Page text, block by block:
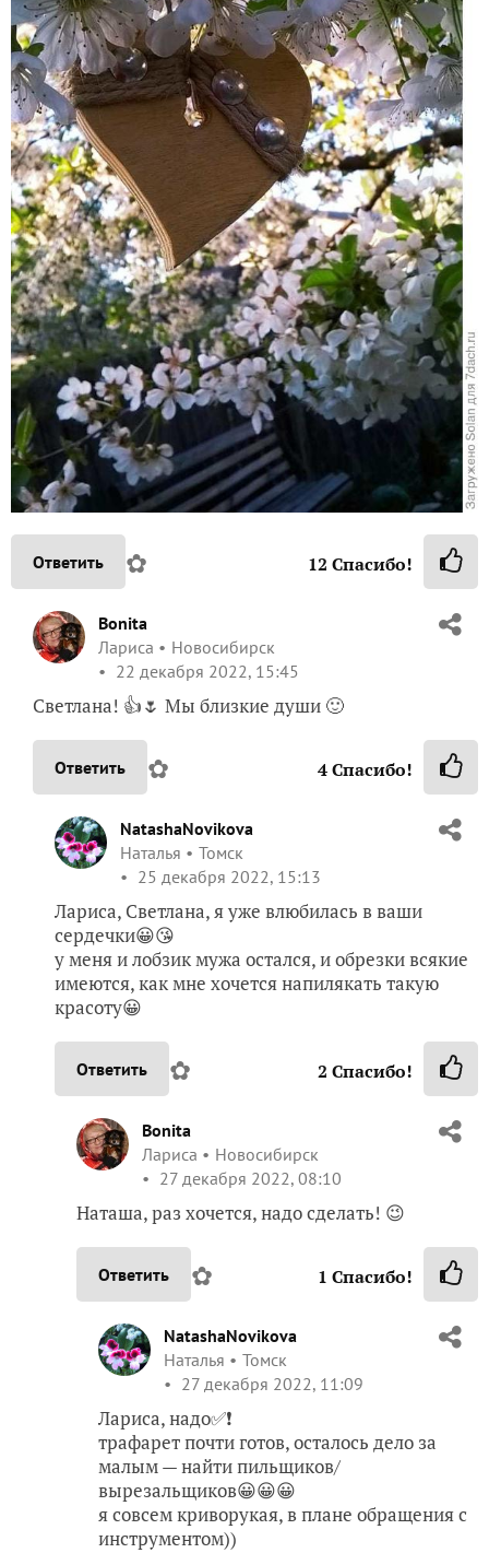
Ответить ✿ 12 Спасибо!
Bonita
Лариса
Новосибирск
22 декабря 2022, 15:45
Светлана! 👍🌷 Мы близкие души 🙂
Ответить ✿ 4Спасибо!
NatashaNovikova
Наталья
Томск
25 декабря 2022, 15:13
Лариса, Светлана, я уже влюбилась в ваши
сердечки😀😘
у меня и лобзик мужа остался, и обрезки всякие
имеются, как мне хочется напилякать такую
красоту😀
Ответить ✿ 2 Спасибо!
Bonita
Лариса
Новосибирск
27 декабря 2022, 08:10
Наташа, раз хочется, надо сделать! 😉
Ответить ✿ 1 Спасибо!
NatashaNovikova
Наталья
Томск
27 декабря 2022, 11:09
Лариса, надо✅❗
трафарет почти готов, осталось дело за
малым — найти пильщиков/
вырезальщиков😀😀😀
я совсем криворукая, в плане обращения с
инструментом))